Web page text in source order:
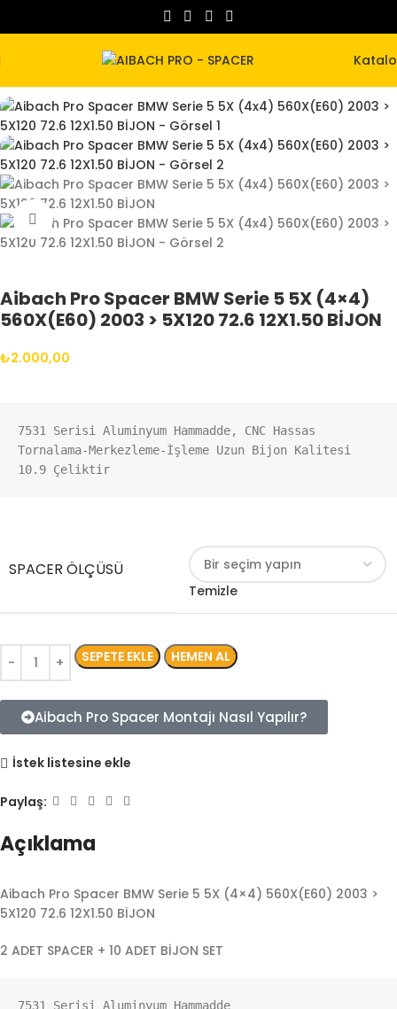
Büyütmek için tıklayın
Aibach Pro Spacer BMW Serie 5 5X (4×4)
560X(E60) 2003 > 5X120 72.6 12X1.50 BİJON
₺2.000,00
7531 Serisi Aluminyum Hammadde, CNC Hassas
Tornalama-Merkezleme-İşleme Uzun Bijon Kalitesi
10.9 Çeliktir
SPACER ÖLÇÜSÜ
Temizle
SEPETE EKLE HEMEN AL
Aibach Pro Spacer Montajı Nasıl Yapılır?
İstek listesine ekle
Paylaş:
Açıklama
Aibach Pro Spacer BMW Serie 5 5X (4×4) 560X(E60) 2003 >
5X120 72.6 12X1.50 BİJON
2 ADET SPACER + 10 ADET BİJON SET
7531 Serisi Aluminyum Hammadde